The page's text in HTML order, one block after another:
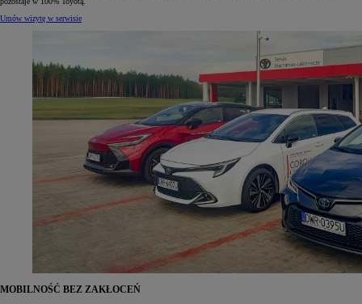
Umów wizytę w serwisie
MOBILNOŚĆ BEZ ZAKŁOCEŃ